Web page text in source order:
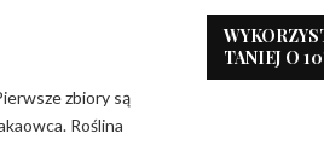
zbiory są
Roślina
TANIEJ O